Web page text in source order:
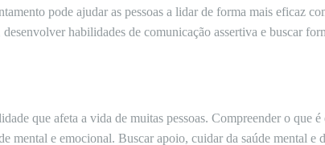
pode ajudar as pessoas a lidar de forma mais eficaz
habilidades de comunicação assertiva e buscar
que afeta a vida de muitas pessoas. Compreender o que
mental e emocional. Buscar apoio, cuidar da saúde mental e